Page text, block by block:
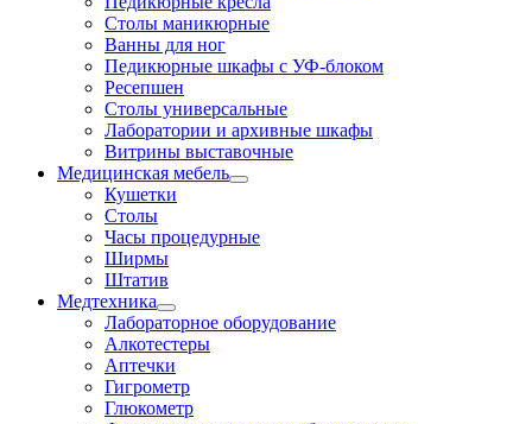
Столы маникюрные
Ванны для ног
Педикюрные шкафы с УФ-блоком
Ресепшен
Столы универсальные
Лаборатории и архивные шкафы
Витрины выставочные
Медицинская мебель
Кушетки
Столы
Часы процедурные
Ширмы
Штатив
Медтехника
Лабораторное оборудование
Алкотестеры
Аптечки
Гигрометр
Глюкометр